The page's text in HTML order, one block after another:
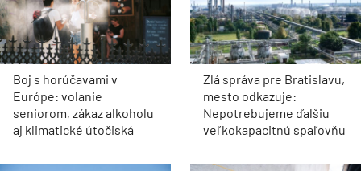
Projekt Rakyta napreduje.
Lucron spustil predaj
ďalšej etapy a chystá
stovky nových bytov
Marián Hlavačka: V
Slovinsku takmer nevidím
odpad, na Slovensku
nájdem v lese aj fľaše od
vodky